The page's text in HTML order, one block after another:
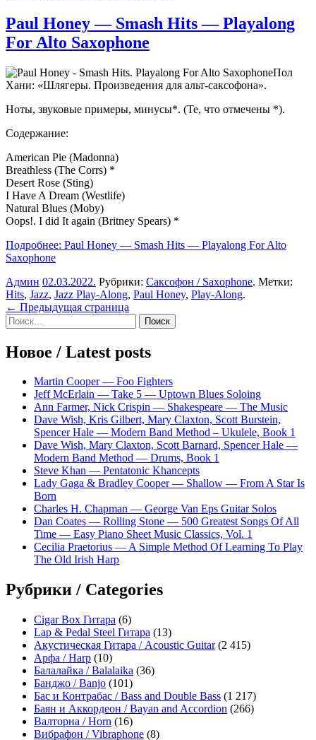
Paul Honey — Smash Hits — Playalong
For Alto Saxophone
Пол
Хани: «Шлягеры. Произведения для альт-саксофона».
Ноты, звуковые примеры, минусы*. (Те, что отмечены *).
Содержание:
American Pie (Madonna)
Breathless (The Corrs) *
Desert Rose (Sting)
I Have A Dream (Westlife)
Natural Blues (Moby)
Oops!. I did It again (Britney Spears) *
Подробнее: Paul Honey — Smash Hits — Playalong For Alto
Saxophone
Админ 02.03.2022. Рубрики: Саксофон / Saxophone. Метки:
Hits, Jazz, Jazz Play-Along, Paul Honey, Play-Along.
Навигация
по
записям
← Предыдущая страница
Sidebar
Найти:
Новое / Latest posts
Martin Cooper — Foo Fighters
Jeff McErlain — Take 5 — Uptown Blues Soloing
Ann Farmer, Nick Crispin — Shakespeare — The Music
Dave Wish, Kris Gilbert, Mary Claxton, Scott Burstein,
Spencer Hale — Modern Band Method – Ukulele, Book 1
Dave Wish, Mary Claxton, Scott Barnard, Spencer Hale —
Modern Band Method — Drums, Book 1
Steve Khan — Pentatonic Khancepts
Lady Gaga & Bradley Cooper — Shallow — From A Star Is
Born
Charles H. Chapman — George Van Eps Guitar Solos
Dan Coates — Rolling Stone — 500 Greatest Songs Of All
Time — Easy Piano Sheet Music Classics, Vol. 1
Cecilia Praetorius — A Simple Method Of Learning To Play
The Old Irish Harp
Рубрики / Categories
Cigar Box Гитара (6)
Lap & Pedal Steel Гитара (13)
Акустическая Гитара / Acoustic Guitar(2 415)
Арфа / Harp (10)
Балалайка / Balalaika (36)
Банджо / Banjo (101)
Бас и Контрабас / Bass and Double Bass (1 217)
Баян и Аккордеон / Bayan and Accordion (266)
Валторна / Horn (16)
Вибрафон / Vibraphone (8)